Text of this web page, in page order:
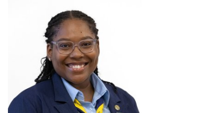
Alison Porras
(Costa Rica)
READ BIO